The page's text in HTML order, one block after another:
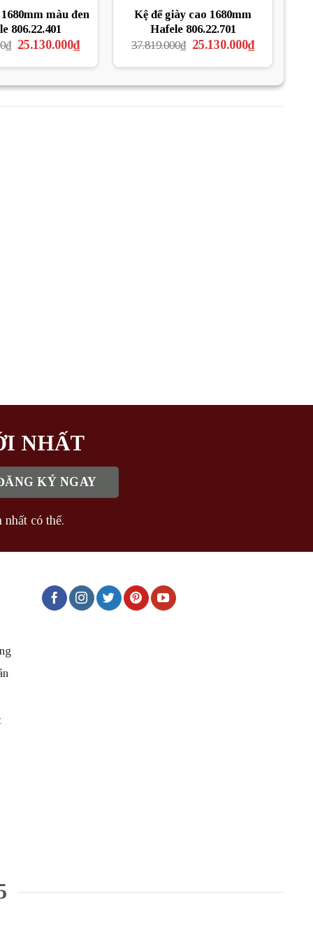
màu đen
806.22.401
₫ Giá
là:
25.130.000₫Giá
hiện
tại
25.130.000₫.
Kệ để giày cao 1680mm
Hafele 806.22.701
37.819.000₫ Giá
là:
25.130.000₫Giá
hiện
tại
25.130.000₫.
NHẤT
có thể.